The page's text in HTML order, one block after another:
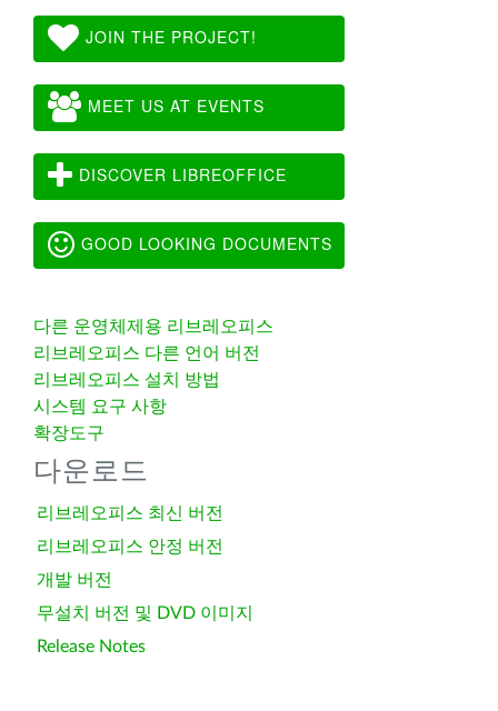
JOIN THE PROJECT!
MEET US AT EVENTS
DISCOVER LIBREOFFICE
GOOD LOOKING DOCUMENTS
다른 운영체제용 리브레오피스
리브레오피스 다른 언어 버전
리브레오피스 설치 방법
시스템 요구 사항
확장도구
다운로드
리브레오피스 최신 버전
리브레오피스 안정 버전
개발 버전
무설치 버전 및 DVD 이미지
Release Notes